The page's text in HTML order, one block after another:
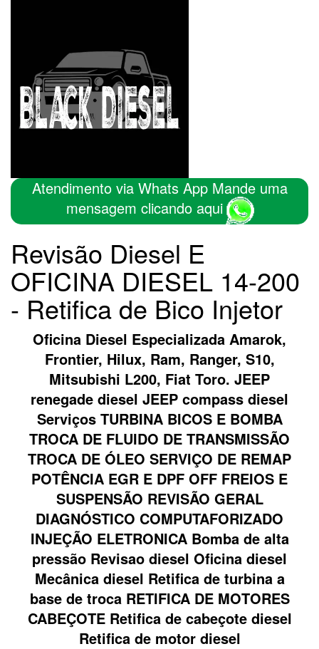
Atendimento via Whats App Mande uma
mensagem clicando aqui
Revisão Diesel E
OFICINA DIESEL 14-200
- Retifica de Bico Injetor
Oficina Diesel Especializada Amarok,
Frontier, Hilux, Ram, Ranger, S10,
Mitsubishi L200, Fiat Toro. JEEP
renegade diesel JEEP compass diesel
Serviços TURBINA BICOS E BOMBA
TROCA DE FLUIDO DE TRANSMISSÃO
TROCA DE ÓLEO SERVIÇO DE REMAP
POTÊNCIA EGR E DPF OFF FREIOS E
SUSPENSÃO REVISÃO GERAL
DIAGNÓSTICO COMPUTAFORIZADO
INJEÇÃO ELETRONICA Bomba de alta
pressão Revisao diesel Oficina diesel
Mecânica diesel Retifica de turbina a
base de troca RETIFICA DE MOTORES
CABEÇOTE Retifica de cabeçote diesel
Retifica de motor diesel